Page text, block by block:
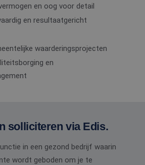
en oog voor detail
en resultaatgericht
waarderingsprojecten
en
solliciteren via Edis.
in een gezond bedrijf waarin
wordt geboden om je te